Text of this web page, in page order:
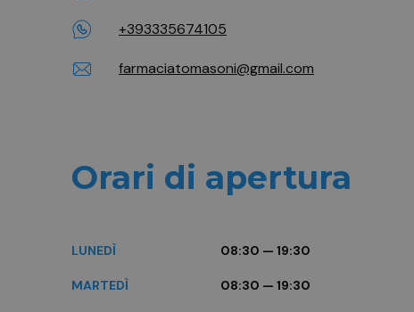
+393335674105
farmaciatomasoni@gmail.com
Orari di apertura
LUNEDÌ 08:30 — 19:30
MARTEDÌ 08:30 — 19:30